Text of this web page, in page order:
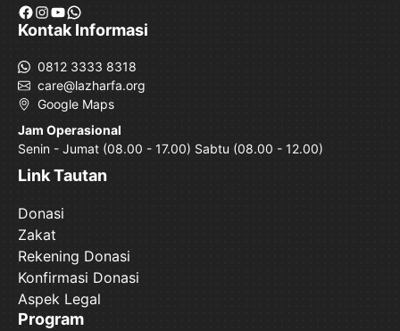
Facebook
Instagram
YouTube
WhatsApp
Kontak Informasi
0812 3333 8318
care@lazharfa.org
Google Maps
Jam Operasional
Senin - Jumat (08.00 - 17.00) Sabtu (08.00 - 12.00)
Link Tautan
Donasi
Zakat
Rekening Donasi
Konfirmasi Donasi
Aspek Legal
Program